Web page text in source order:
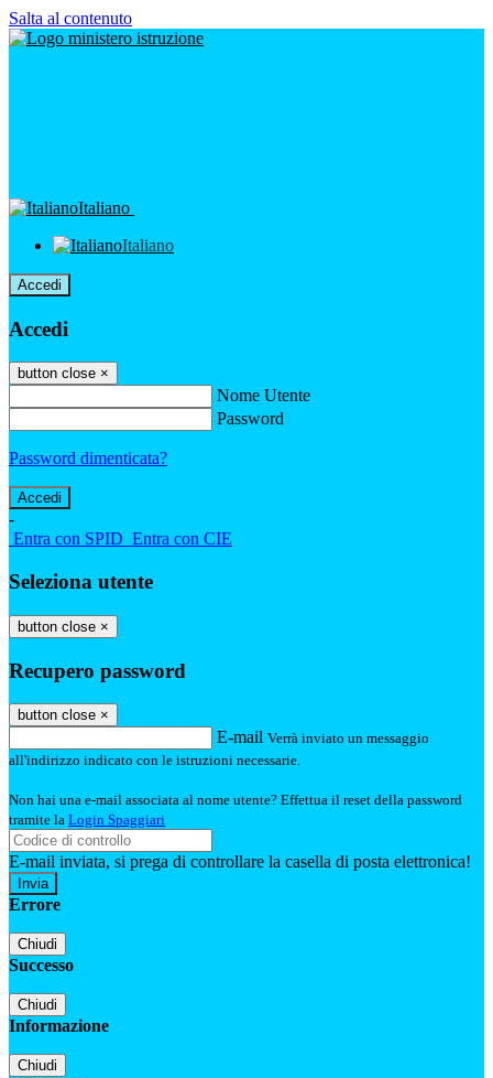
Salta al contenuto
Italiano
Italiano
Accedi
Accedi
button close ×
Nome Utente
Password
Password dimenticata?
-
Entra con SPID Entra con CIE
Seleziona utente
button close ×
Recupero password
button close ×
E-mail Verrà inviato un messaggio
all'indirizzo indicato con le istruzioni necessarie.
Non hai una e-mail associata al nome utente? Effettua il reset della password
tramite la Login Spaggiari
E-mail inviata, si prega di controllare la casella di posta elettronica!
Errore
Chiudi
Successo
Chiudi
Informazione
Chiudi